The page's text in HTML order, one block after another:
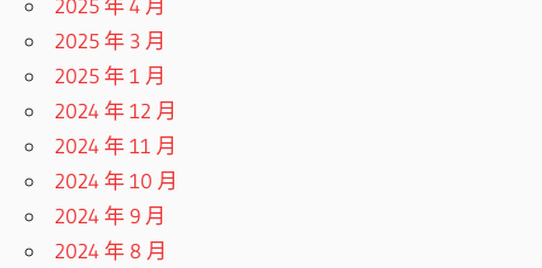
2025 年 4 月
2025 年 3 月
2025 年 1 月
2024 年 12 月
2024 年 11 月
2024 年 10 月
2024 年 9 月
2024 年 8 月